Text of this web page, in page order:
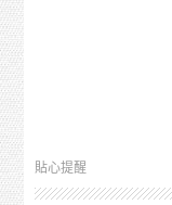
貼心提醒